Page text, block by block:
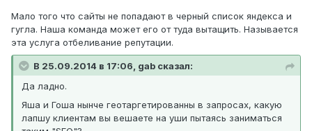
Мало того что сайты не попадают в черный список яндекса и
гугла. Наша команда может его от туда вытащить. Называется
эта услуга отбеливание репутации.
В 25.09.2014 в 17:06, gab сказал:
Да ладно.
Яша и Гоша нынче геотаргетированны в запросах, какую
лапшу клиентам вы вешаете на уши пытаясь заниматься